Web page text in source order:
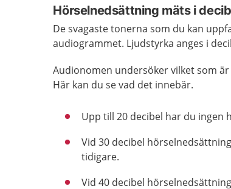
Hörselnedsättning mäts i
De svagaste tonerna som du kan
audiogrammet. Ljudstyrka anges i
Audionomen undersöker vilket som
Här kan du se vad det innebär.
Upp till 20 decibel har du ingen
Vid 30 decibel
tidigare.
Vid 40 decibel